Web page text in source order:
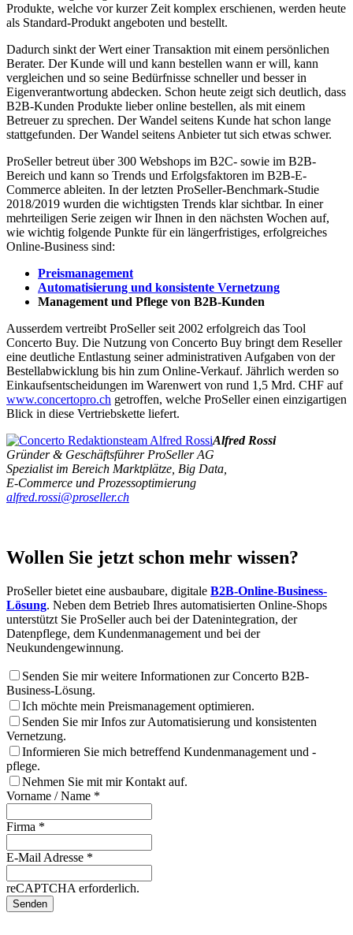
Produkte, welche vor kurzer Zeit komplex erschienen, werden heute
als Standard-Produkt angeboten und bestellt.
Dadurch sinkt der Wert einer Transaktion mit einem persönlichen
Berater. Der Kunde will und kann bestellen wann er will, kann
vergleichen und so seine Bedürfnisse schneller und besser in
Eigenverantwortung abdecken. Schon heute zeigt sich deutlich, dass
B2B-Kunden Produkte lieber online bestellen, als mit einem
Betreuer zu sprechen. Der Wandel seitens Kunde hat schon lange
stattgefunden. Der Wandel seitens Anbieter tut sich etwas schwer.
ProSeller betreut über 300 Webshops im B2C- sowie im B2B-
Bereich und kann so Trends und Erfolgsfaktoren im B2B-E-
Commerce ableiten. In der letzten ProSeller-Benchmark-Studie
2018/2019 wurden die wichtigsten Trends klar sichtbar. In einer
mehrteiligen Serie zeigen wir Ihnen in den nächsten Wochen auf,
wie wichtig folgende Punkte für ein längerfristiges, erfolgreiches
Online-Business sind:
Preismanagement
Automatisierung und konsistente Vernetzung
Management und Pflege von B2B-Kunden
Ausserdem vertreibt ProSeller seit 2002 erfolgreich das Tool
Concerto Buy. Die Nutzung von Concerto Buy bringt dem Reseller
eine deutliche Entlastung seiner administrativen Aufgaben von der
Bestellabwicklung bis hin zum Online-Verkauf. Jährlich werden so
Einkaufsentscheidungen im Warenwert von rund 1,5 Mrd. CHF auf
www.concertopro.ch getroffen, welche ProSeller einen einzigartigen
Blick in diese Vertriebskette liefert.
Alfred Rossi
Gründer & Geschäftsführer ProSeller AG
Spezialist im Bereich Marktplätze, Big Data,
E-Commerce und Prozessoptimierung
alfred.rossi@proseller.ch
Wollen Sie jetzt schon mehr wissen?
ProSeller bietet eine ausbaubare, digitale B2B-Online-Business-
Lösung. Neben dem Betrieb Ihres automatisierten Online-Shops
unterstützt Sie ProSeller auch bei der Datenintegration, der
Datenpflege, dem Kundenmanagement und bei der
Neukundengewinnung.
Senden Sie mir weitere Informationen zur Concerto B2B-
Business-Lösung.
Ich möchte mein Preismanagement optimieren.
Senden Sie mir Infos zur Automatisierung und konsistenten
Vernetzung.
Informieren Sie mich betreffend Kundenmanagement und -
pflege.
Nehmen Sie mit mir Kontakt auf.
Vorname / Name *
Firma *
E-Mail Adresse *
reCAPTCHA erforderlich.
Senden